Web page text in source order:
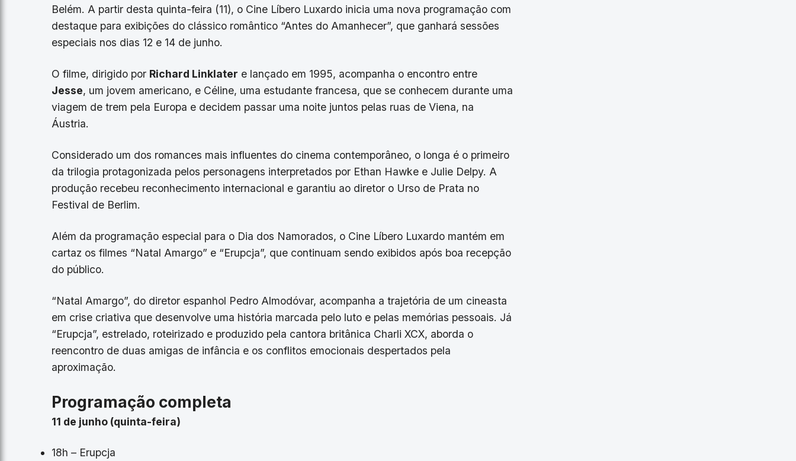
Belém. A partir desta quinta-feira (11), o Cine Líbero Luxardo inicia uma nova programação com
destaque para exibições do clássico romântico “Antes do Amanhecer”, que ganhará sessões
especiais nos dias 12 e 14 de junho.
O filme, dirigido por Richard Linklater e lançado em 1995, acompanha o encontro entre
Jesse, um jovem americano, e Céline, uma estudante francesa, que se conhecem durante uma
viagem de trem pela Europa e decidem passar uma noite juntos pelas ruas de Viena, na
Áustria.
Considerado um dos romances mais influentes do cinema contemporâneo, o longa é o primeiro
da trilogia protagonizada pelos personagens interpretados por Ethan Hawke e Julie Delpy. A
produção recebeu reconhecimento internacional e garantiu ao diretor o Urso de Prata no
Festival de Berlim.
Além da programação especial para o Dia dos Namorados, o Cine Líbero Luxardo mantém em
cartaz os filmes “Natal Amargo” e “Erupcja”, que continuam sendo exibidos após boa recepção
do público.
“Natal Amargo”, do diretor espanhol Pedro Almodóvar, acompanha a trajetória de um cineasta
em crise criativa que desenvolve uma história marcada pelo luto e pelas memórias pessoais. Já
“Erupcja”, estrelado, roteirizado e produzido pela cantora britânica Charli XCX, aborda o
reencontro de duas amigas de infância e os conflitos emocionais despertados pela
aproximação.
Programação completa
11 de junho (quinta-feira)
18h – Erupcja